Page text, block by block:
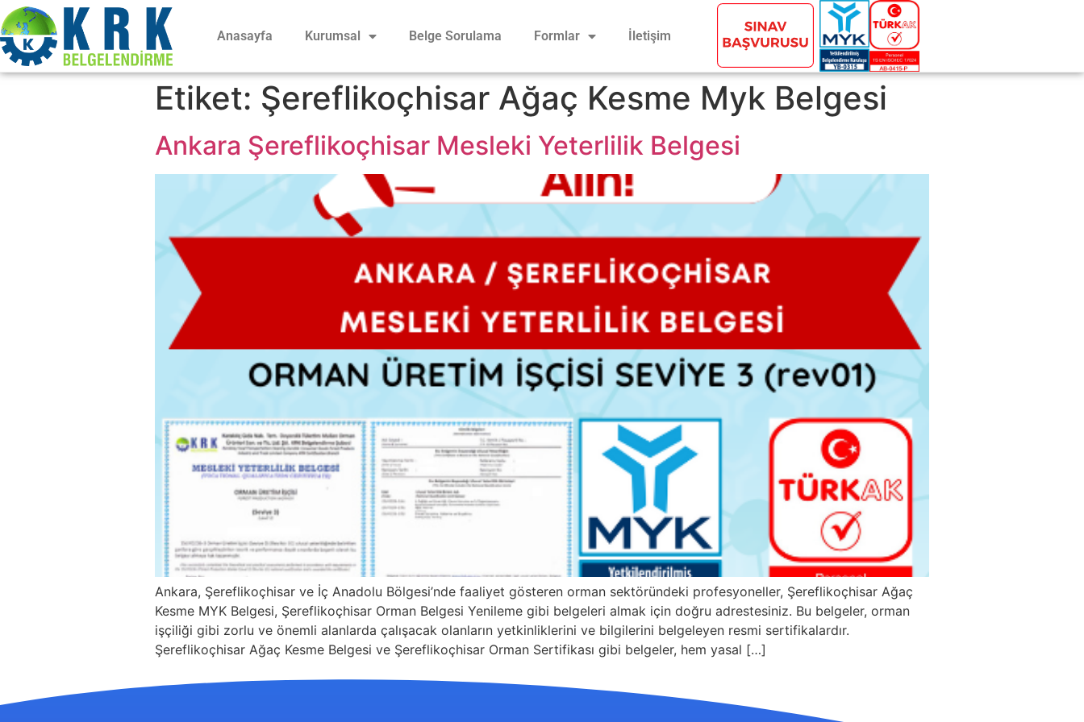
Anasayfa Kurumsal Belge Sorulama Formlar İletişim
Etiket: Şereflikoçhisar Ağaç Kesme Myk Belgesi
Ankara Şereflikoçhisar Mesleki Yeterlilik Belgesi
Ankara, Şereflikoçhisar ve İç Anadolu Bölgesi’nde faaliyet gösteren orman sektöründeki profesyoneller, Şereflikoçhisar Ağaç
Kesme MYK Belgesi, Şereflikoçhisar Orman Belgesi Yenileme gibi belgeleri almak için doğru adrestesiniz. Bu belgeler, orman
işçiliği gibi zorlu ve önemli alanlarda çalışacak olanların yetkinliklerini ve bilgilerini belgeleyen resmi sertifikalardır.
Şereflikoçhisar Ağaç Kesme Belgesi ve Şereflikoçhisar Orman Sertifikası gibi belgeler, hem yasal […]